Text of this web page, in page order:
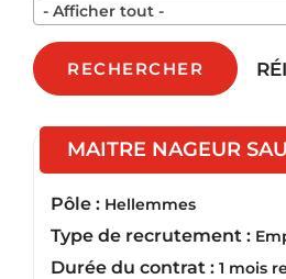
- Afficher tout -
RECHERCHER
MAITRE NAGEUR
Pôle : Hellemmes
Type de recrutement :
Durée du contrat : 1 mois